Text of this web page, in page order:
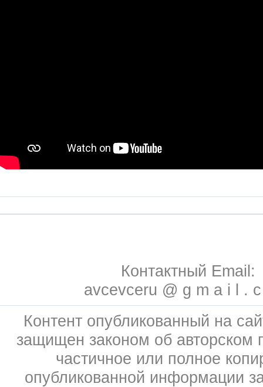
Контактный Email:
avcevceru @ g m a i l .
Контент опубликованный на
защищен законом об авторском
частичное или полное
опубликованной информации